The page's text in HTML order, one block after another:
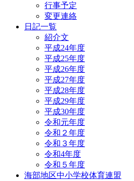
行事予定
変更連絡
日記一覧
紹介文
平成24年度
平成25年度
平成26年度
平成27年度
平成28年度
平成29年度
平成30年度
令和元年度
令和２年度
令和３年度
令和4年度
令和５年度
海部地区中小学校体育連盟